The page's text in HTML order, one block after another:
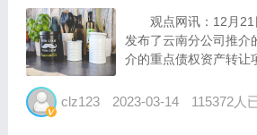
观点网讯：12月21
发布了云南分公司推介
介的重点债权资产转让
资产。 据了解，信达
clz123 2023-03-14 115372人